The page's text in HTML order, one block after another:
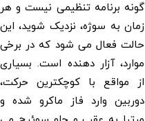
گونه برنامه تنظیمی نیست و هر
زمان به سوژه، نزدیک شوید، این
حالت فعال می شود که در برخی
موارد، آزار دهنده است. بسیاری
از مواقع با کوچکترین حرکت،
دوربین وارد فاز ماکرو شده و